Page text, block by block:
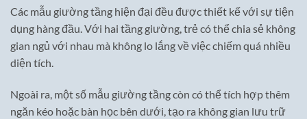
Các mẫu giường tầng hiện đại đều được thiết kế với sự tiện
dụng hàng đầu. Với hai tầng giường, trẻ có thể chia sẻ không
gian ngủ với nhau mà không lo lắng về việc chiếm quá nhiều
diện tích.
Ngoài ra, một số mẫu giường tầng còn có thể tích hợp thêm
ngăn kéo hoặc bàn học bên dưới, tạo ra không gian lưu trữ